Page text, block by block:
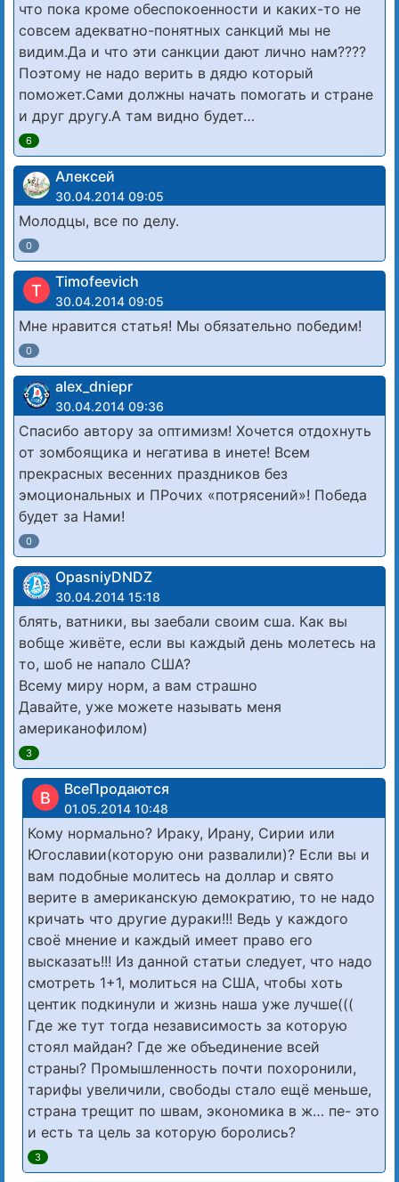
что пока кроме обеспокоенности и каких-то не
совсем адекватно-понятных санкций мы не
видим.Да и что эти санкции дают лично нам????
Поэтому не надо верить в дядю который
поможет.Сами должны начать помогать и стране
и друг другу.А там видно будет…
6
Алексей
30.04.2014 09:05
Молодцы, все по делу.
0
T Timofeevich
30.04.2014 09:05
Мне нравится статья! Мы обязательно победим!
0
alex_dniepr
30.04.2014 09:36
Спасибо автору за оптимизм! Хочется отдохнуть
от зомбоящика и негатива в инете! Всем
прекрасных весенних праздников без
эмоциональных и ПРочих «потрясений»! Победа
будет за Нами!
0
OpasniyDNDZ
30.04.2014 15:18
блять, ватники, вы заебали своим сша. Как вы
вобще живёте, если вы каждый день молетесь на
то, шоб не напало США?
Всему миру норм, а вам страшно
Давайте, уже можете называть меня
американофилом)
3
В ВсеПродаются
01.05.2014 10:48
Кому нормально? Ираку, Ирану, Сирии или
Югославии(которую они развалили)? Если вы и
вам подобные молитесь на доллар и свято
верите в американскую демократию, то не надо
кричать что другие дураки!!! Ведь у каждого
своё мнение и каждый имеет право его
высказать!!! Из данной статьи следует, что надо
смотреть 1+1, молиться на США, чтобы хоть
центик подкинули и жизнь наша уже лучше(((
Где же тут тогда независимость за которую
стоял майдан? Где же объединение всей
страны? Промышленность почти похоронили,
тарифы увеличили, свободы стало ещё меньше,
страна трещит по швам, экономика в ж… пе- это
и есть та цель за которую боролись?
3